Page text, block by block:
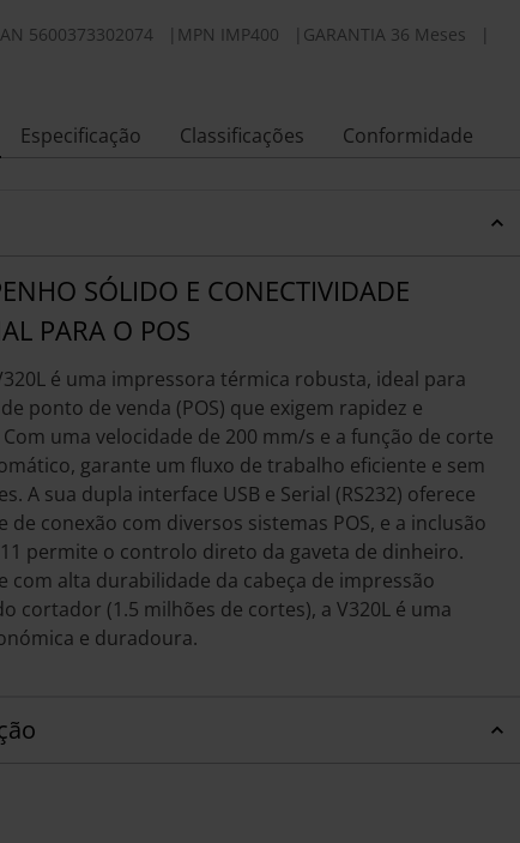
5600373302074 MPN IMP400 GARANTIA 36 Meses
Especificação Classificações Conformidade
SÓLIDO E CONECTIVIDADE
PARA O POS
é uma impressora térmica robusta, ideal para
ponto de venda (POS) que exigem rapidez e
uma velocidade de 200 mm/s e a função de corte
garante um fluxo de trabalho eficiente e sem
A sua dupla interface USB e Serial (RS232) oferece
de conexão com diversos sistemas POS, e a inclusão
permite o controlo direto da gaveta de dinheiro.
com alta durabilidade da cabeça de impressão
cortador (1.5 milhões de cortes), a V320L é uma
e duradoura.